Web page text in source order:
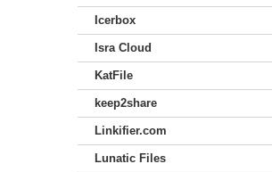
Icerbox
Isra Cloud
KatFile
keep2share
Linkifier.com
Lunatic Files